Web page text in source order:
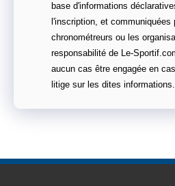
base d'informations
l'inscription, et communiquées
chronométreurs ou les
responsabilité de Le-
aucun cas être engagée en
litige sur les dites informations.